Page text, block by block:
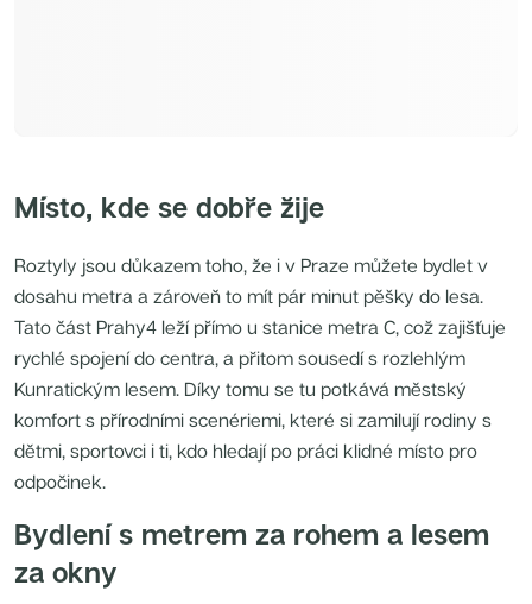
Místo, kde se dobře žije
Roztyly jsou důkazem toho, že i v Praze můžete bydlet v
dosahu metra a zároveň to mít pár minut pěšky do lesa.
Tato část Prahy4 leží přímo u stanice metra C, což zajišťuje
rychlé spojení do centra, a přitom sousedí s rozlehlým
Kunratickým lesem. Díky tomu se tu potkává městský
komfort s přírodními scenériemi, které si zamilují rodiny s
dětmi, sportovci i ti, kdo hledají po práci klidné místo pro
odpočinek.
Bydlení s metrem za rohem a lesem
za okny
Nové byty 4+kk na prodej
Nové byty 5+kk na prodej
Nové byty 7+kk na prodej
Nové byty 8+kk na prodej
Nové byty podle dispozice a lokality
Nové byty 2+kk Praha 4
Nové byty 3+kk Praha 10
Nové byty 3+kk Praha 5
Nové byty 2+kk Praha 10
Nové byty 3+kk Středočeský kraj
Nové byty 3+kk Praha 4
Nové byty 3+kk Praha 7
Nové byty 4+kk Praha 5
Nové byty 3+kk Praha 3
Nové byty 1+kk Praha 4
Nové byty 4+kk Praha 7
Nové byty 3+kk Plzeňský kraj
Nové byty 2+kk Praha 8